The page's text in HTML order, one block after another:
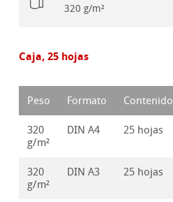
320 g/m²
Caja, 25 hojas
Peso Formato Contenido
320
g/m²
DIN A4 25 hojas
320
g/m²
DIN A3 25 hojas